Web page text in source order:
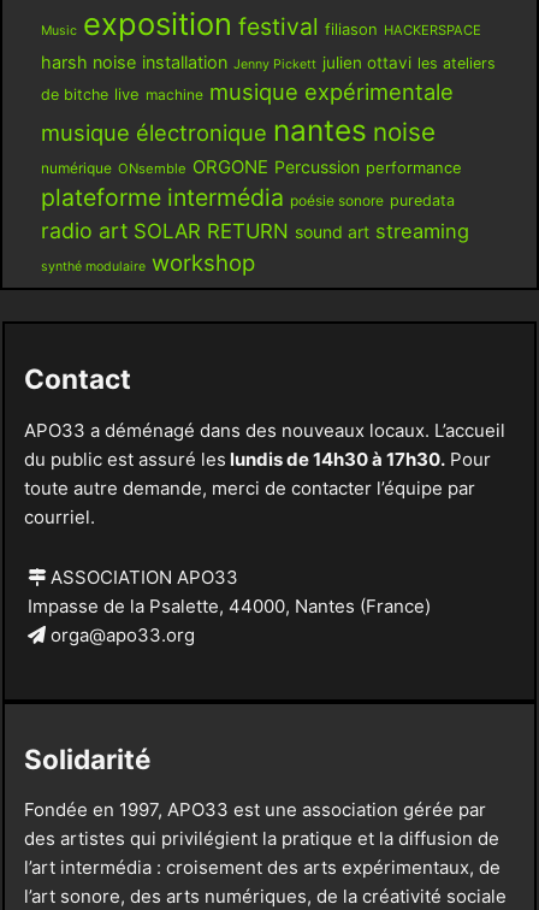
Music exposition festival filiason HACKERSPACE
harsh noise installation Jenny Pickett julien ottavi les ateliers
de bitche live machine musique expérimentale
musique électronique nantes noise
numérique ONsemble ORGONE Percussion performance
plateforme intermédia poésie sonore puredata
radio art SOLAR RETURN sound art streaming
synthé modulaire workshop
Contact
APO33 a déménagé dans des nouveaux locaux. L’accueil
du public est assuré les lundis de 14h30 à 17h30.Pour
toute autre demande, merci de contacter l’équipe par
courriel.
ASSOCIATION APO33
Impasse de la Psalette, 44000, Nantes (France)
orga@apo33.org
Solidarité
Fondée en 1997, APO33 est une association gérée par
des artistes qui privilégient la pratique et la diffusion de
l’art intermédia : croisement des arts expérimentaux, de
l’art sonore, des arts numériques, de la créativité sociale